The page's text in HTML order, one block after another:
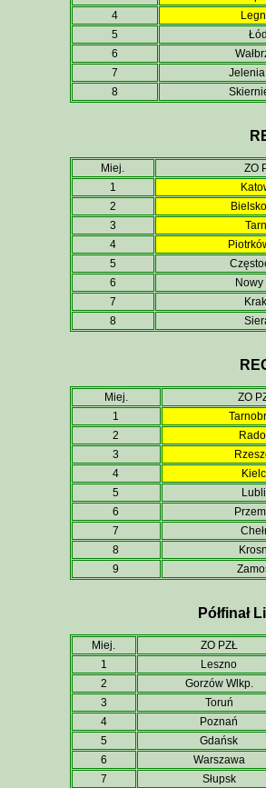
4
5
6
7
8
Miej. ZO
1
2
3
4
5
6
7
8
Miej. ZO
1
2
3
4
5
6
7
8
9
Półfinał
Miej. ZO PZŁ
1
Leszno
2
Gorzów Wlkp.
3
Toruń
4
Poznań
5
Gdańsk
6
Warszawa
7
Słupsk